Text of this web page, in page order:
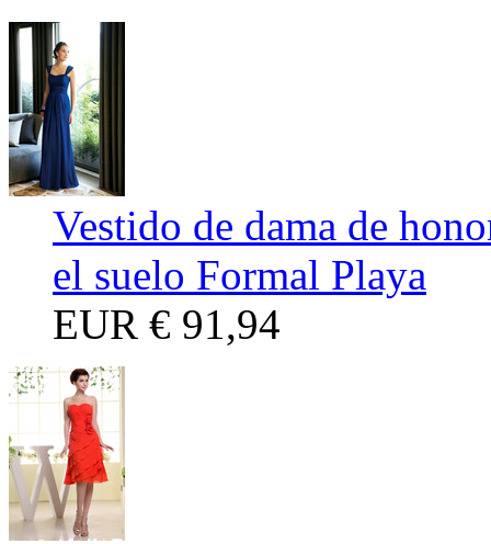
Vestido de dama de
el suelo Formal Playa
EUR € 91,94